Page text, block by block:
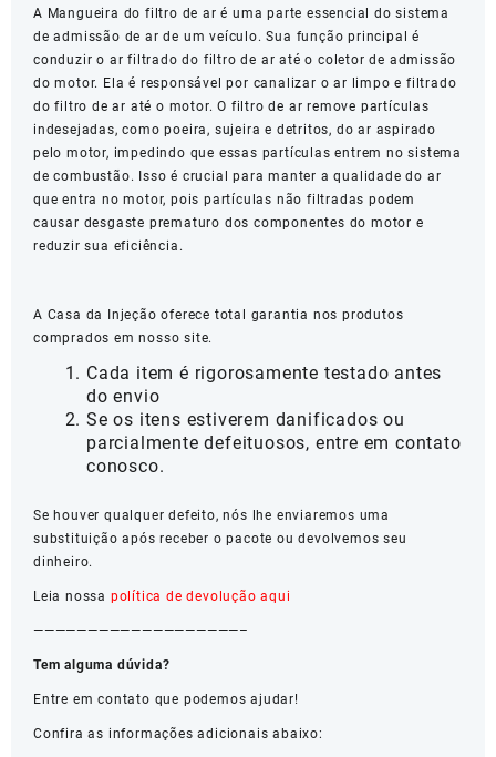
A Mangueira do filtro de ar é uma parte essencial do sistema
de admissão de ar de um veículo. Sua função principal é
conduzir o ar filtrado do filtro de ar até o coletor de admissão
do motor. Ela é responsável por canalizar o ar limpo e filtrado
do filtro de ar até o motor. O filtro de ar remove partículas
indesejadas, como poeira, sujeira e detritos, do ar aspirado
pelo motor, impedindo que essas partículas entrem no sistema
de combustão. Isso é crucial para manter a qualidade do ar
que entra no motor, pois partículas não filtradas podem
causar desgaste prematuro dos componentes do motor e
reduzir sua eficiência.
A Casa da Injeção oferece total garantia nos produtos
comprados em nosso site.
Cada item é rigorosamente testado antes
do envio
Se os itens estiverem danificados ou
parcialmente defeituosos, entre em contato
conosco.
Se houver qualquer defeito, nós lhe enviaremos uma
substituição após receber o pacote ou devolvemos seu
dinheiro.
Leia nossa política de devolução aqui
———————————————————–
Tem alguma dúvida?
Entre em contato que podemos ajudar!
Confira as informações adicionais abaixo: